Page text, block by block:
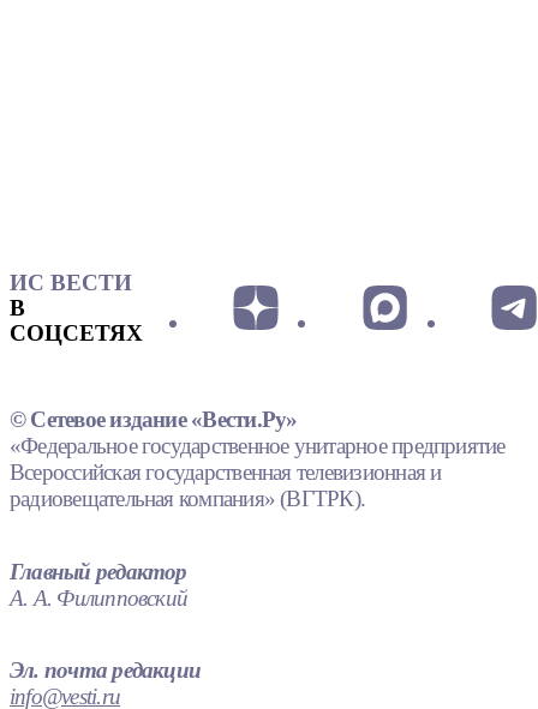
ИС ВЕСТИ
В
СОЦСЕТЯХ
© Сетевое издание «Вести.Ру»
«Федеральное государственное унитарное предприятие
Всероссийская государственная телевизионная и
радиовещательная компания» (ВГТРК).
Главный редактор
А. А. Филипповский
Эл. почта редакции
info@vesti.ru